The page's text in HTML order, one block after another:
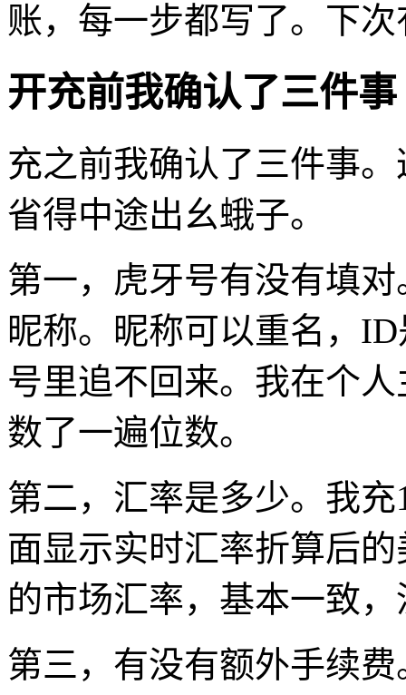
账，每一步都写了。下
开充前我确认了三件事
充之前我确认了三件事
省得中途出幺蛾子。
第一，虎牙号有没有填
昵称。昵称可以重名，
号里追不回来。我在个
数了一遍位数。
第二，汇率是多少。我
面显示实时汇率折算后
的市场汇率，基本一致
第三，有没有额外手续